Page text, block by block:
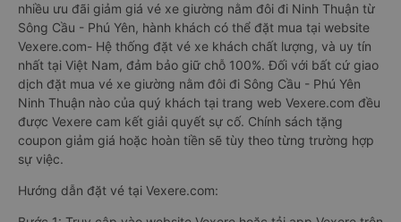
nhiều ưu đãi giảm giá vé xe giường nằm đôi đi Ninh Thuận từ
Sông Cầu - Phú Yên, hành khách có thể đặt mua tại website
Vexere.com- Hệ thống đặt vé xe khách chất lượng, và uy tín
nhất tại Việt Nam, đảm bảo giữ chỗ 100%. Đối với bất cứ giao
dịch đặt mua vé xe giường nằm đôi đi Sông Cầu - Phú Yên
Ninh Thuận nào của quý khách tại trang web Vexere.com đều
được Vexere cam kết giải quyết sự cố. Chính sách tặng
coupon giảm giá hoặc hoàn tiền sẽ tùy theo từng trường hợp
sự việc.
Hướng dẫn đặt vé tại Vexere.com: